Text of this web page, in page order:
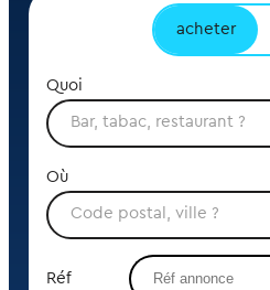
acheter
Quoi
Où
Réf